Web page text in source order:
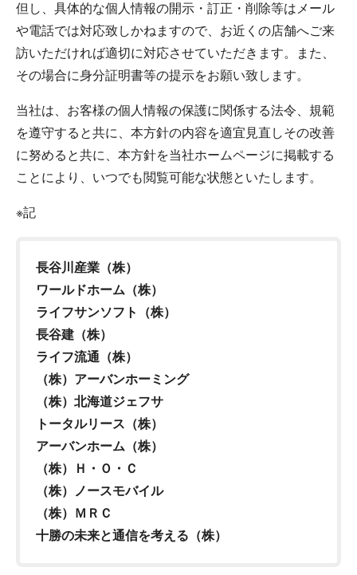
但し、具体的な個人情報の開示・訂正・削除等はメール
や電話では対応致しかねますので、お近くの店舗へご来
訪いただければ適切に対応させていただきます。また、
その場合に身分証明書等の提示をお願い致します。
当社は、お客様の個人情報の保護に関係する法令、規範
を遵守すると共に、本方針の内容を適宜見直しその改善
に努めると共に、本方針を当社ホームページに掲載する
ことにより、いつでも閲覧可能な状態といたします。
※記
長谷川産業（株）
ワールドホーム（株）
ライフサンソフト（株）
長谷建（株）
ライフ流通（株）
（株）アーバンホーミング
（株）北海道ジェフサ
トータルリース（株）
アーバンホーム（株）
（株）Ｈ・Ｏ・Ｃ
（株）ノースモバイル
（株）ＭＲＣ
十勝の未来と通信を考える（株）